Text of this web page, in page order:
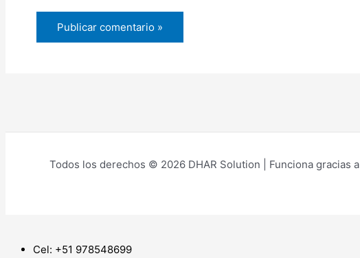
Todos los derechos © 2026 DHAR Solution | Funciona gracias a
Cel: +51 978548699